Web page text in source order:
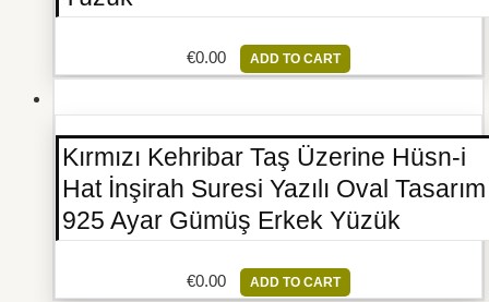
€0.00 ADD TO CART
Kırmızı Kehribar Taş Üzerine Hüsn-i
Hat İnşirah Suresi Yazılı Oval Tasarım
925 Ayar Gümüş Erkek Yüzük
€0.00 ADD TO CART